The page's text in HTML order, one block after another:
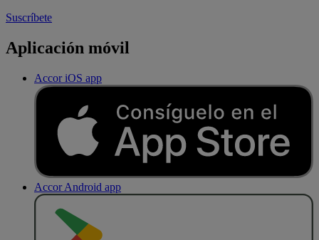
Suscríbete
Aplicación móvil
Accor iOS app
Accor Android app